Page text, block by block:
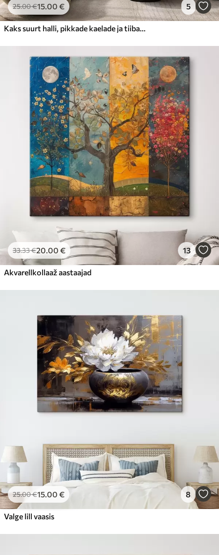
25.00€15.00 € 5
Kaks suurt halli, pikkade kaelade ja tiibadega kraanat, mis seisavad puudest ümbritsetud udujärves
33.33€20.00 € 13
Akvarellkollaaž aastaajad
25.00€15.00 € 8
Valge lill vaasis